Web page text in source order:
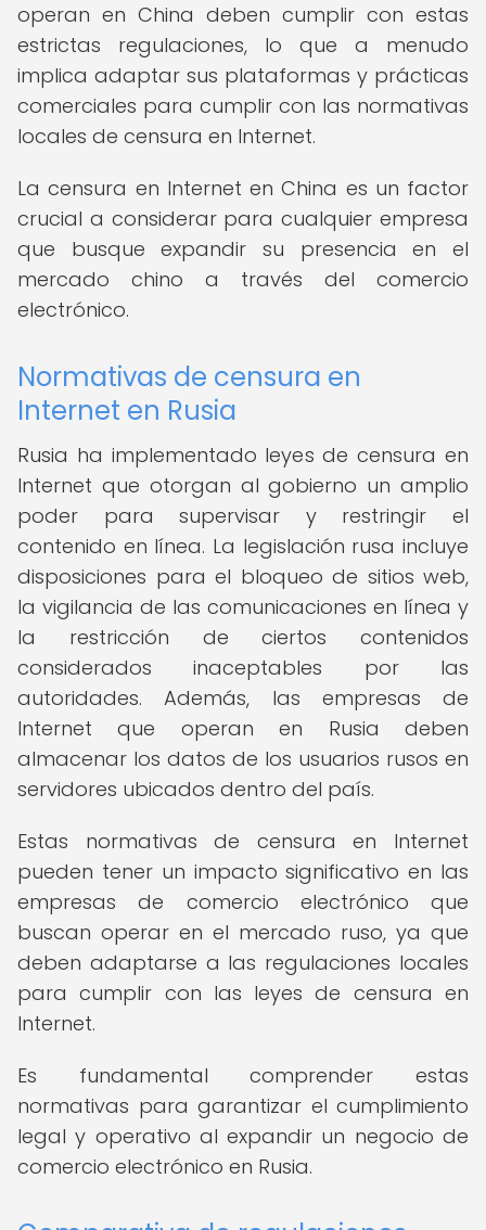
operan en China deben cumplir con estas
estrictas regulaciones, lo que a menudo
implica adaptar sus plataformas y prácticas
comerciales para cumplir con las normativas
locales de censura en Internet.
La censura en Internet en China es un factor
crucial a considerar para cualquier empresa
que busque expandir su presencia en el
mercado chino a través del comercio
electrónico.
Normativas de censura en
Internet en Rusia
Rusia ha implementado leyes de censura en
Internet que otorgan al gobierno un amplio
poder para supervisar y restringir el
contenido en línea. La legislación rusa incluye
disposiciones para el bloqueo de sitios web,
la vigilancia de las comunicaciones en línea y
la restricción de ciertos contenidos
considerados inaceptables por las
autoridades. Además, las empresas de
Internet que operan en Rusia deben
almacenar los datos de los usuarios rusos en
servidores ubicados dentro del país.
Estas normativas de censura en Internet
pueden tener un impacto significativo en las
empresas de comercio electrónico que
buscan operar en el mercado ruso, ya que
deben adaptarse a las regulaciones locales
para cumplir con las leyes de censura en
Internet.
Es fundamental comprender estas
normativas para garantizar el cumplimiento
legal y operativo al expandir un negocio de
comercio electrónico en Rusia.